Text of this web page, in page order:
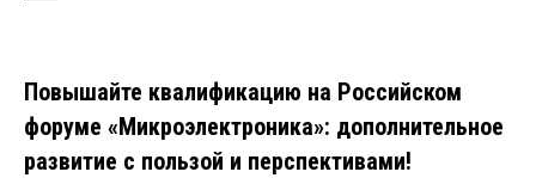
Повышайте квалификацию на Российском
форуме «Микроэлектроника»: дополнительное
развитие с пользой и перспективами!